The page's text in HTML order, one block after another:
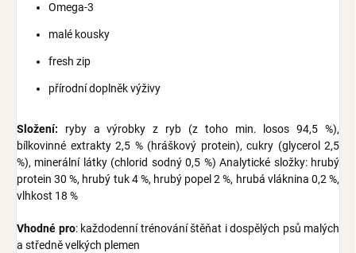
Omega-3
malé kousky
fresh zip
přírodní doplněk výživy
Složení: ryby a výrobky z ryb (z toho min. losos 94,5 %),
bílkovinné extrakty 2,5 % (hráškový protein), cukry (glycerol 2,5
%), minerální látky (chlorid sodný 0,5 %) Analytické složky: hrubý
protein 30 %, hrubý tuk 4 %, hrubý popel 2 %, hrubá vláknina 0,2 %,
vlhkost 18 %
Vhodné pro: každodenní trénování štěňat i dospělých psů malých
a středně velkých plemen